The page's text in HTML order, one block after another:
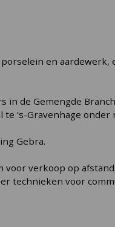
en aardewerk,
in de Gemengde
's-Gravenhage onder
Gebra.
voor verkoop op
technieken voor